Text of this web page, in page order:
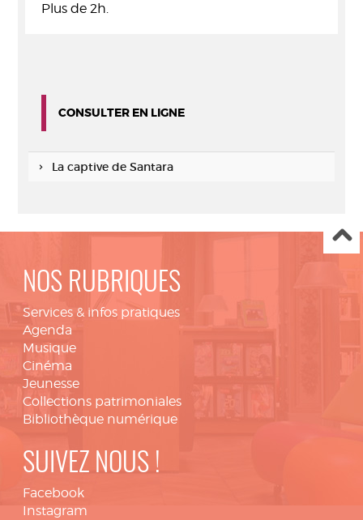
Plus de 2h.
CONSULTER EN LIGNE
La captive de Santara
NOS RUBRIQUES
Services & infos pratiques
Agenda
Musique
Cinéma
Jeunesse
Collections patrimoniales
Bibliothèque numérique
SUIVEZ NOUS !
Facebook
Instagram